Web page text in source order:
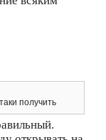
получить